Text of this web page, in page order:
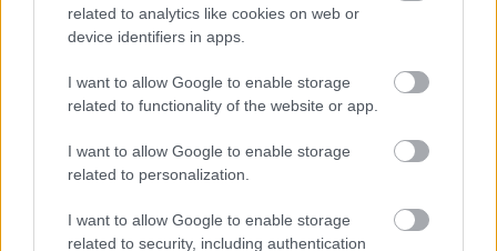
related to analytics like cookies on web or
device identifiers in apps.
I want to allow Google to enable storage
related to functionality of the website or app.
I want to allow Google to enable storage
related to personalization.
I want to allow Google to enable storage
related to security, including authentication